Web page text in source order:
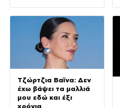
Τζώρτζια Βαϊνα: Δεν
έχω βάψει τα μαλλιά
μου εδώ και έξι
χρόνια